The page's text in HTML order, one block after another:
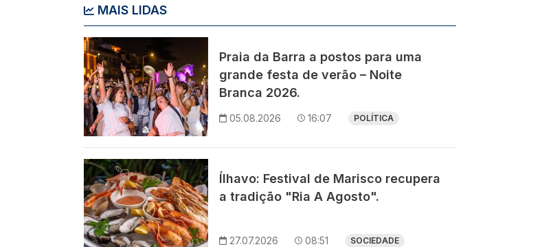
MAIS LIDAS
Imagem
Praia da Barra a postos para uma
grande festa de verão – Noite
Branca 2026.
05.08.2026 16:07 POLÍTICA
Imagem
Ílhavo: Festival de Marisco recupera
a tradição "Ria A Agosto".
27.07.2026 08:51 SOCIEDADE